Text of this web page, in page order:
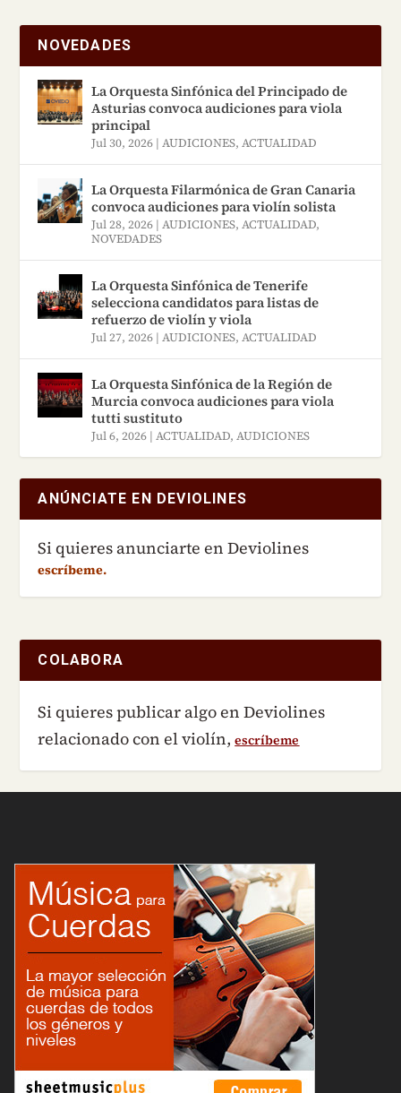
NOVEDADES
La Orquesta Sinfónica del Principado de
Asturias convoca audiciones para viola
principal
Jul 30, 2026 |AUDICIONES,ACTUALIDAD
La Orquesta Filarmónica de Gran Canaria
convoca audiciones para violín solista
Jul 28, 2026 |AUDICIONES,ACTUALIDAD,
NOVEDADES
La Orquesta Sinfónica de Tenerife
selecciona candidatos para listas de
refuerzo de violín y viola
Jul 27, 2026 |AUDICIONES,ACTUALIDAD
La Orquesta Sinfónica de la Región de
Murcia convoca audiciones para viola
tutti sustituto
Jul 6, 2026 |ACTUALIDAD,AUDICIONES
ANÚNCIATE EN DEVIOLINES
Si quieres anunciarte en Deviolines
escríbeme.
COLABORA
Si quieres publicar algo en Deviolines
relacionado con el violín,escríbeme